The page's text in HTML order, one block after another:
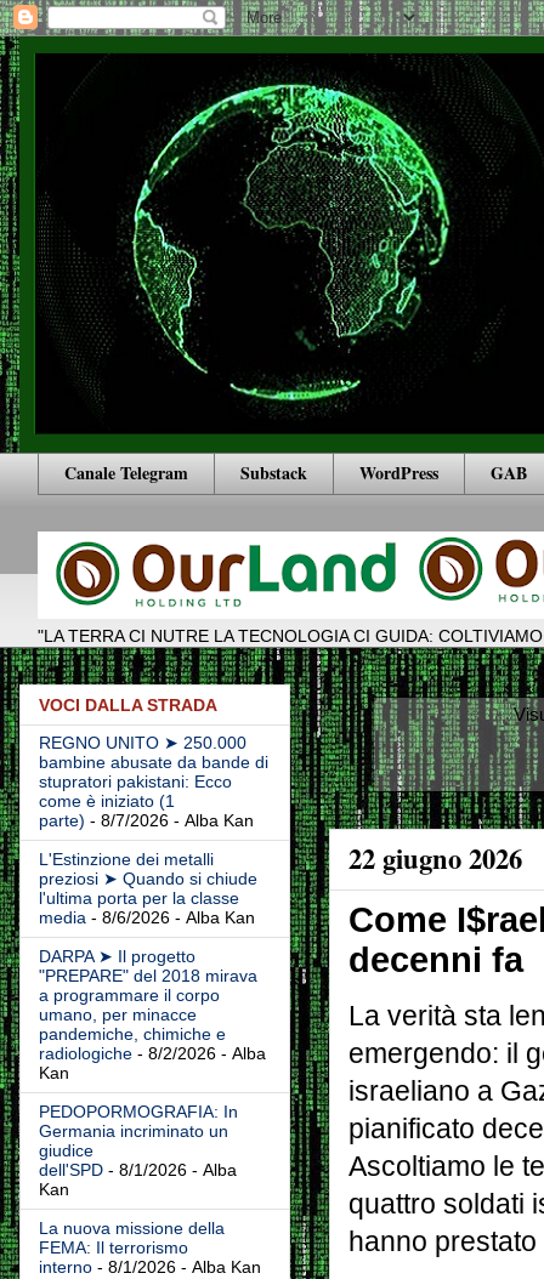
Canale Telegram Substack WordPress GAB
"LA TERRA CI NUTRE LA TECNOLOGIA CI GUIDA:
22 giugno 2026
Come
decenni fa
La verità sta
emergendo: il
israeliano a
pianificato
Ascoltiamo le
quattro soldati
hanno
VOCI DALLA STRADA
REGNO UNITO ➤ 250.000
bambine abusate da bande di
stupratori pakistani: Ecco
come è iniziato (1
parte) - 8/7/2026 - Alba Kan
L'Estinzione dei metalli
preziosi ➤ Quando si chiude
l'ultima porta per la classe
media - 8/6/2026 - Alba Kan
DARPA ➤ Il progetto
"PREPARE" del 2018 mirava
a programmare il corpo
umano, per minacce
pandemiche, chimiche e
radiologiche - 8/2/2026 - Alba
Kan
PEDOPORMOGRAFIA: In
Germania incriminato un
giudice
dell'SPD - 8/1/2026 - Alba
Kan
La nuova missione della
FEMA: Il terrorismo
interno - 8/1/2026 - Alba Kan